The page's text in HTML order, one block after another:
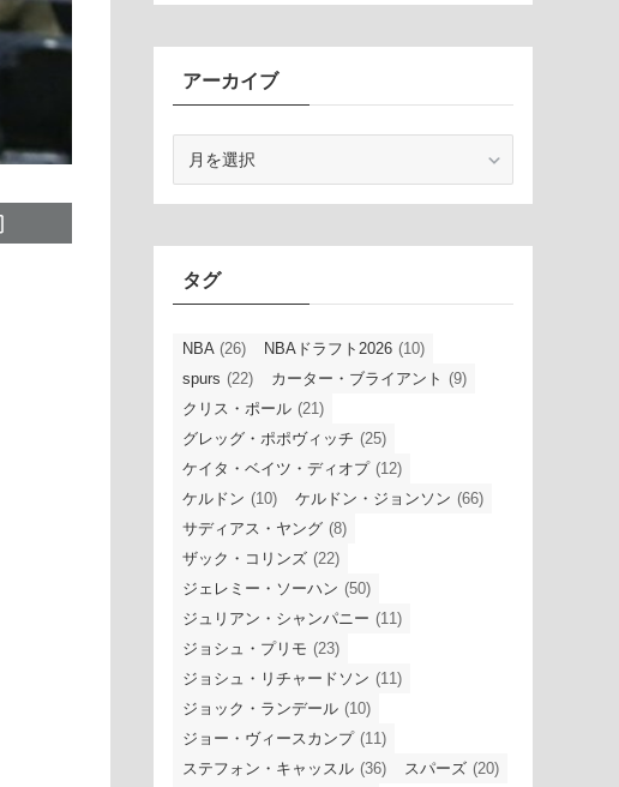
アーカイブ
ブ
タグ
NBA (26) NBAドラフト2026 (10)
spurs (22) カーター・ブライアント (9)
クリス・ポール (21)
グレッグ・ポポヴィッチ (25)
ケイタ・ベイツ・ディオプ (12)
ケルドン (10) ケルドン・ジョンソン (66)
サディアス・ヤング (8)
ザック・コリンズ (22)
ジェレミー・ソーハン (50)
ジュリアン・シャンパニー (11)
ジョシュ・プリモ (23)
ジョシュ・リチャードソン (11)
ジョック・ランデール (10)
ジョー・ヴィースカンプ (11)
ステフォン・キャッスル (36) スパーズ (20)